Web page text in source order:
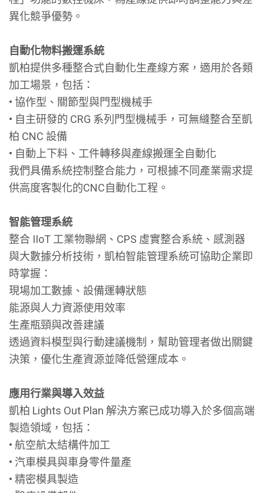
異化競爭優勢。
自動化物料搬運系統
凱柏提供多種整合式自動化生產線方案，適用於各類
加工場景，包括：
• 協作型、關節型與門型機械手
• 自主研發的 CRG 系列門型機械手，可無縫整合至凱
柏 CNC 設備
• 自動上下料、工件轉移與產線搬運全自動化
我們具備系統控制整合能力，可根據不同產業需求提
供高度客製化的CNC自動化工程。
智能管理系統
整合 IIoT 工業物聯網、CPS 虛實整合系統、感測器
與大數據分析技術，凱柏智能管理系統可協助企業即
時掌握：
現場加工數據、設備運轉狀態
能源與人力資源使用效率
生產瓶頸與改善建議
透過資料模型與行動建議機制，幫助管理者做出關鍵
決策，優化生產資源並降低營運成本。
應用行業與導入效益
凱柏 Lights Out Plan 解決方案已成功導入於多個高端
製造領域，包括：
• 航空航太結構件加工
• 汽車模具與車身零件量產
• 精密模具製造